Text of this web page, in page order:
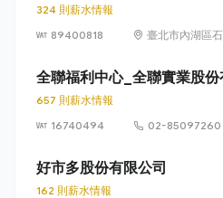
324 則薪水情報
89400818
臺北市內湖區
全聯福利中心_全聯實業股份
657 則薪水情報
16740494
02-85097260
好市多股份有限公司
162 則薪水情報